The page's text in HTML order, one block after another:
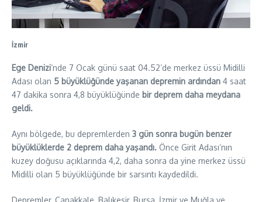
İzmir
Ege Denizi‘nde 7 Ocak günü saat 04.52’de merkez üssü Midilli
Adası olan 5 büyüklüğünde yaşanan depremin ardından 4 saat
47 dakika sonra 4,8 büyüklüğünde bir deprem daha meydana
geldi.
Aynı bölgede, bu depremlerden 3 gün sonra bugün benzer
büyüklüklerde 2 deprem daha yaşandı. Önce Girit Adası’nın
kuzey doğusu açıklarında 4,2, daha sonra da yine merkez üssü
Midilli olan 5 büyüklüğünde bir sarsıntı kaydedildi.
Depremler, Çanakkale, Balıkesir, Bursa, İzmir ve Muğla ve